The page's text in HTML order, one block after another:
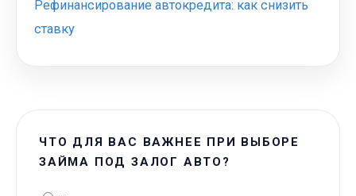
Рефинансирование автокредита: как снизить
ставку
ЧТО ДЛЯ ВАС ВАЖНЕЕ ПРИ ВЫБОРЕ
ЗАЙМА ПОД ЗАЛОГ АВТО?